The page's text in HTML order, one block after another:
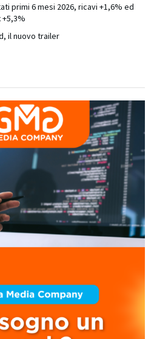
primi 6 mesi 2026, ricavi +1,6% ed
il nuovo trailer